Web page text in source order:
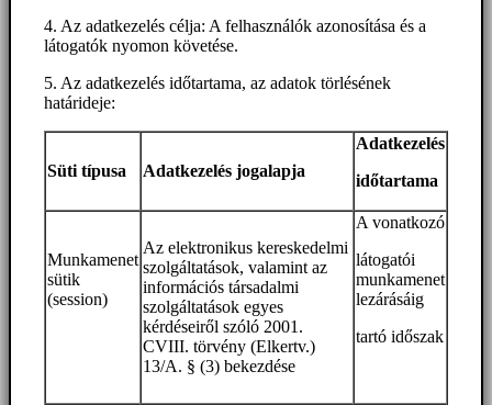
4. Az adatkezelés célja: A felhasználók azonosítása és a
látogatók nyomon követése.
5. Az adatkezelés időtartama, az adatok törlésének
határideje:
Süti típusa Adatkezelés jogalapja
Adatkezelés
időtartama
Munkamenet
sütik
(session)
Az elektronikus kereskedelmi
szolgáltatások, valamint az
információs társadalmi
szolgáltatások egyes
kérdéseiről szóló 2001.
CVIII. törvény (Elkertv.)
13/A. § (3) bekezdése
A vonatkozó
látogatói
munkamenet
lezárásáig
tartó időszak